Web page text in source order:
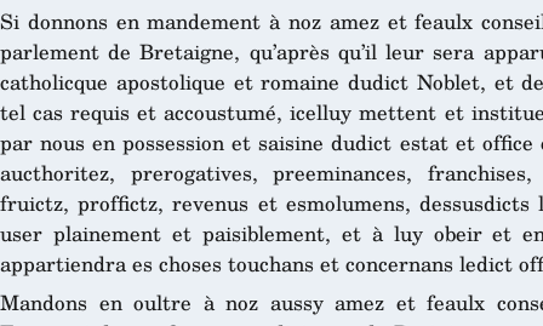
Si donnons en mandement à noz amez et feaulx
parlement de Bretaigne, qu’après qu’il leur sera
catholicque apostolique et romaine dudict Noblet, et
tel cas requis et accoustumé, icelluy mettent et
par nous en possession et saisine dudict estat et office
aucthoritez, prerogatives, preeminances,
fruictz, proffictz, revenus et esmolumens,
user plainement et paisiblement, et à luy obeir et
appartiendra es choses touchans et concernans ledict
Mandons en oultre à noz aussy amez et feaulx